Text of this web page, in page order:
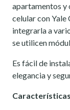
apartamentos y
celular con Yale
integrarla a
se utilicen
Es fácil de
elegancia y
Características